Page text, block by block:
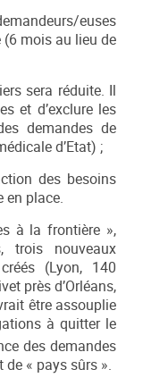
euses
(6 mois au lieu de
sera réduite. Il
et d’exclure les
demandes de
d’Etat) ;
des besoins
en place.
à la frontière »,
trois nouveaux
(Lyon, 140
près d’Orléans,
être assouplie
à quitter le
des demandes
de « pays sûrs ».